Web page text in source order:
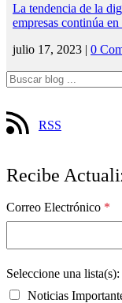
La tendencia de la
empresas continúa
julio 17, 2023 | 0
RSS
Recibe
Correo Electrónico *
Seleccione una lista(s):
Noticias